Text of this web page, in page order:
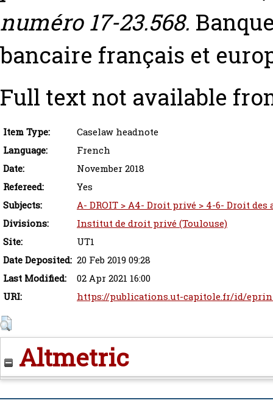
numéro 17-23.568.
bancaire français et
Full text not available
Item Type:
Caselaw headnote
Language:
French
Date:
November 2018
Refereed:
Yes
Subjects:
A- DROIT > A4- Droit privé > 4-6- Droit des
Divisions:
Institut de droit privé (Toulouse)
Site:
UT1
Date Deposited: 20 Feb 2019 09:28
Last Modified:
02 Apr 2021 16:00
URI:
https://publications.ut-capitole.fr/id/
Altmetric